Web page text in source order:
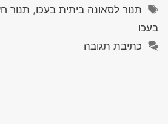
תגיות
תנור לסאונה ביתית בעכו, תנור
בעכו
כתיבת תגובה